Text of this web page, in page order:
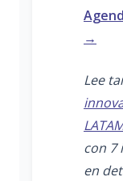
→
Lee
con 7
en